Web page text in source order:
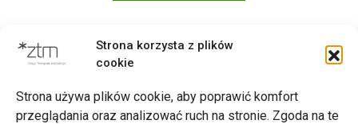
Strona korzysta z plików
cookie
Strona używa plików cookie, aby poprawić komfort
przeglądania oraz analizować ruch na stronie. Zgoda na te